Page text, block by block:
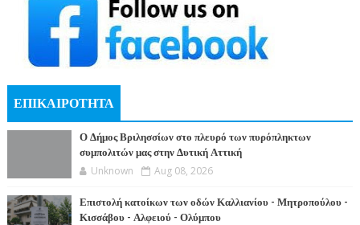
ΕΠΙΚΑΙΡΟΤΗΤΑ
Ο Δήμος Βριλησσίων στο πλευρό των πυρόπληκτων
συμπολιτών μας στην Δυτική Αττική
Unknown Aug 08, 2026
Επιστολή κατοίκων των οδών Καλλιανίου - Μητροπούλου -
Κισσάβου - Αλφειού - Ολύμπου